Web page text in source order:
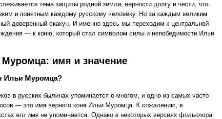
тема защиты родной земли, верности долгу и чести, что
и понятным каждому русскому человеку. Но за каждым великим
доверенный скакун. И именно здесь мы переходим к центральной
— к коню, который стал символом силы и непобедимости Ильи
имя и значение
Ильи Муромца?
в русских былинах упоминается о многом, и одно из самых часто
— это имя верного коня Ильи Муромца. К сожалению, в
его имя не упоминается. Однако в некоторых версиях фольклора